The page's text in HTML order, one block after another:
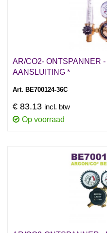
AR/CO2- ONTSPANNER
AANSLUITING *
Art. BE700124-36C
€ 83.13 incl. btw
Op voorraad